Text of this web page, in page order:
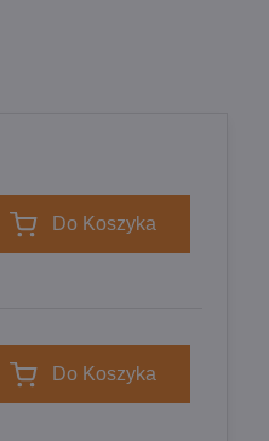
Do Koszyka
Do Koszyka